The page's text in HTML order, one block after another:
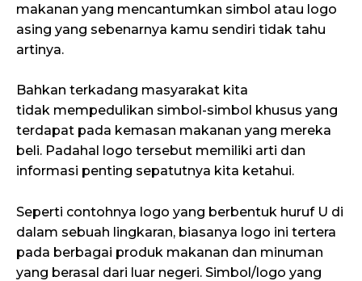
makanan yang mencantumkan simbol atau logo
asing yang sebenarnya kamu sendiri tidak tahu
artinya.
Bahkan terkadang masyarakat kita
tidak mempedulikan simbol-simbol khusus yang
terdapat pada kemasan makanan yang mereka
beli. Padahal logo tersebut memiliki arti dan
informasi penting sepatutnya kita ketahui.
Seperti contohnya logo yang berbentuk huruf U di
dalam sebuah lingkaran, biasanya logo ini tertera
pada berbagai produk makanan dan minuman
yang berasal dari luar negeri. Simbol/logo yang